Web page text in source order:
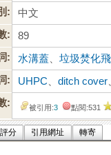
:
中文
:
89
:
水溝蓋 、垃圾焚化
:
UHPC 、ditch cover
:
被引用:3 點閱:531
評分 引用網址 轉寄